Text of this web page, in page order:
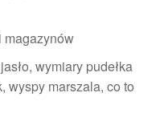
magazynów
wymiary pudełka
wyspy marszala, co to